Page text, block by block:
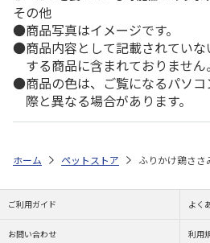
その他
商品写真はイメージです。
商品内容として記載されてい
する商品に含まれておりません。
商品の色は、ご覧になるパソ
際と異なる場合があります。
ホーム ペットストア ふりかけ鶏ささ
ご利用ガイド よく
お問い合わせ 利用